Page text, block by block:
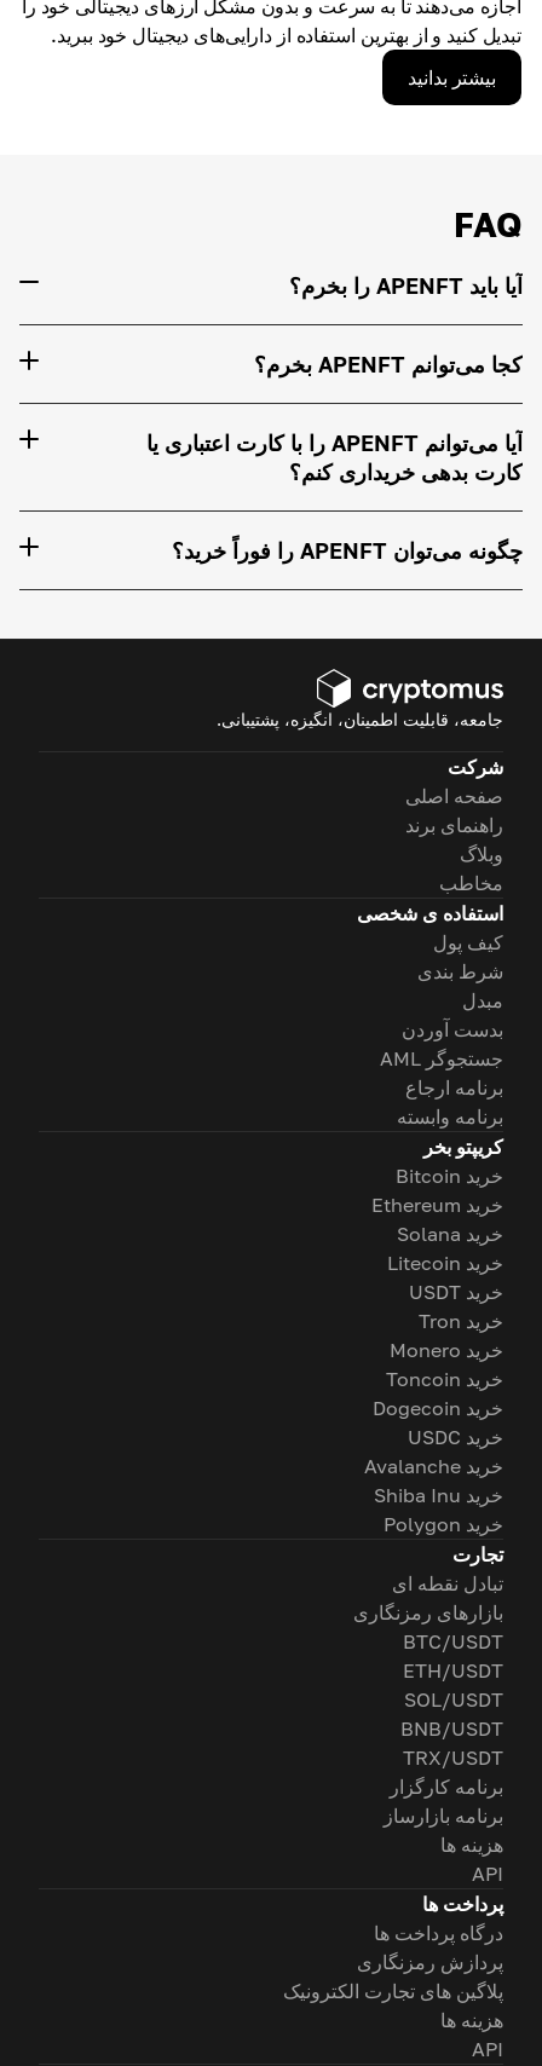
اجازه می‌دهند تا به سرعت و بدون مشکل ارزهای دیجیتالی خود را
تبدیل کنید و از بهترین استفاده از دارایی‌های دیجیتال خود ببرید.
بیشتر بدانید
FAQ
آیا باید APENFT را بخرم؟
کجا می‌توانم APENFT بخرم؟
آیا می‌توانم APENFT را با کارت اعتباری یا
کارت بدهی خریداری کنم؟
چگونه می‌توان APENFT را فوراً خرید؟
جامعه، قابلیت اطمینان، انگیزه، پشتیبانی.
شرکت
صفحه اصلی
راهنمای برند
وبلاگ
مخاطب
استفاده ی شخصی
کیف پول
شرط بندی
مبدل
بدست آوردن
جستجوگر AML
برنامه ارجاع
برنامه وابسته
کریپتو بخر
خرید Bitcoin
خرید Ethereum
خرید Solana
خرید Litecoin
خرید USDT
خرید Tron
خرید Monero
خرید Toncoin
خرید Dogecoin
خرید USDC
خرید Avalanche
خرید Shiba Inu
خرید Polygon
تجارت
تبادل نقطه ای
بازارهای رمزنگاری
BTC/USDT
ETH/USDT
SOL/USDT
BNB/USDT
TRX/USDT
برنامه کارگزار
برنامه بازارساز
هزینه ها
API
پرداخت ها
درگاه پرداخت ها
پردازش رمزنگاری
پلاگین های تجارت الکترونیک
هزینه ها
API